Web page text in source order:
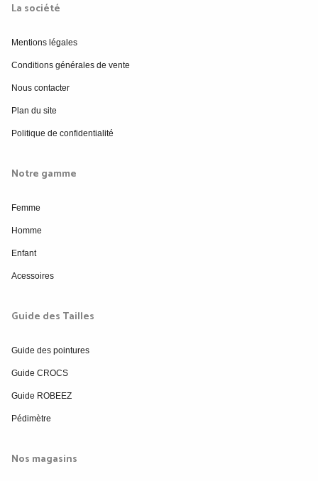
La société
Mentions légales
Conditions générales de vente
Nous contacter
Plan du site
Politique de confidentialité
Notre gamme
Femme
Homme
Enfant
Acessoires
Guide des Tailles
Guide des pointures
Guide CROCS
Guide ROBEEZ
Pédimètre
Nos magasins